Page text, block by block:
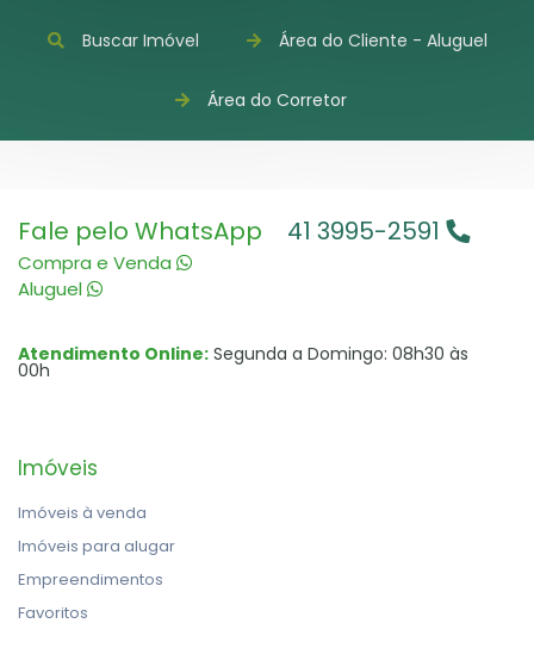
Buscar Imóvel Área do Cliente - Aluguel
Área do Corretor
Fale pelo WhatsApp
Compra e Venda
Aluguel
41 3995-2591
Atendimento Online: Segunda a Domingo: 08h30 às
00h
Imóveis
Imóveis à venda
Imóveis para alugar
Empreendimentos
Favoritos